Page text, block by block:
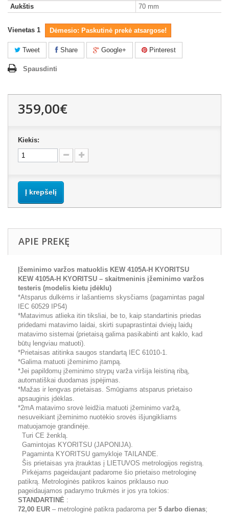
Aukštis
70 mm
Vienetas 1 Dėmesio: Paskutinė prekė atsargose!
Tweet Share Google+ Pinterest
Spausdinti
359,00€
Kiekis:
Į krepšelį
APIE PREKĘ
Įžeminimo varžos matuoklis KEW 4105A-H KYORITSU
KEW 4105A-H KYORITSU – skaitmeninis įžeminimo varžos
testeris (modelis kietu įdėklu)
*Atsparus dulkėms ir lašantiems skysčiams (pagamintas pagal
IEC 60529 IP54)
*Matavimus atlieka itin tiksliai, be to, kaip standartinis priedas
pridedami matavimo laidai, skirti supaprastintai dviejų laidų
matavimo sistemai (prietaisą galima pasikabinti ant kaklo, kad
būtų lengviau matuoti).
*Prietaisas atitinka saugos standartą IEC 61010-1.
*Galima matuoti įžeminimo įtampą.
*Jei papildomų įžeminimo strypų varža viršija leistiną ribą,
automatiškai duodamas įspėjimas.
*Mažas ir lengvas prietaisas. Smūgiams atsparus prietaiso
apsauginis įdėklas.
*2mA matavimo srovė leidžia matuoti įžeminimo varžą,
nesuveikiant įžeminimo nuotėkio srovės išjungikliams
matuojamoje grandinėje.
Turi CE ženklą.
Gamintojas KYORITSU (JAPONIJA).
Pagaminta KYORITSU gamykloje TAILANDE.
Šis prietaisas yra įtrauktas į LIETUVOS metrologijos registrą.
Pirkėjams pageidaujant padarome šio prietaiso metrologinę
patikrą. Metrologinės patikros kainos priklauso nuo
pageidaujamos padarymo trukmės ir jos yra tokios:
STANDARTINĖ :
72,00 EUR – metrologinė patikra padaroma per 5 darbo dienas;